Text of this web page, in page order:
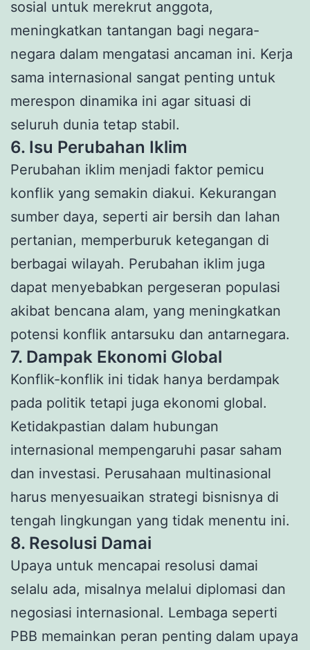
sosial untuk merekrut anggota,
meningkatkan tantangan bagi negara-
negara dalam mengatasi ancaman ini. Kerja
sama internasional sangat penting untuk
merespon dinamika ini agar situasi di
seluruh dunia tetap stabil.
6. Isu Perubahan Iklim
Perubahan iklim menjadi faktor pemicu
konflik yang semakin diakui. Kekurangan
sumber daya, seperti air bersih dan lahan
pertanian, memperburuk ketegangan di
berbagai wilayah. Perubahan iklim juga
dapat menyebabkan pergeseran populasi
akibat bencana alam, yang meningkatkan
potensi konflik antarsuku dan antarnegara.
7. Dampak Ekonomi Global
Konflik-konflik ini tidak hanya berdampak
pada politik tetapi juga ekonomi global.
Ketidakpastian dalam hubungan
internasional mempengaruhi pasar saham
dan investasi. Perusahaan multinasional
harus menyesuaikan strategi bisnisnya di
tengah lingkungan yang tidak menentu ini.
8. Resolusi Damai
Upaya untuk mencapai resolusi damai
selalu ada, misalnya melalui diplomasi dan
negosiasi internasional. Lembaga seperti
PBB memainkan peran penting dalam upaya